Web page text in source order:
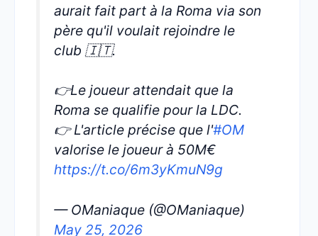
aurait fait part à la Roma via son
père qu'il voulait rejoindre le
club 🇮🇹.
👉Le joueur attendait que la
Roma se qualifie pour la LDC.
👉 L'article précise que l'#OM
valorise le joueur à 50M€
https://t.co/6m3yKmuN9g
— OManiaque (@OManiaque)
May 25, 2026